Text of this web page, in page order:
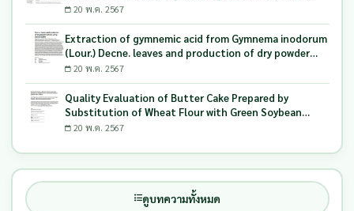
Glucosidase and Pancreatic Lipase
20 พ.ค. 2567
Extraction of gymnemic acid from Gymnema inodorum
(Lour.) Decne. leaves and production of dry powder
extract using maltodextrin
20 พ.ค. 2567
Quality Evaluation of Butter Cake Prepared by
Substitution of Wheat Flour with Green Soybean
(Glycine Max L.) Okara
20 พ.ค. 2567
ดูบทความทั้งหมด